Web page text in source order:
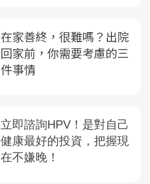
在家善終，很難嗎？出院
回家前，你需要考慮的三
件事情